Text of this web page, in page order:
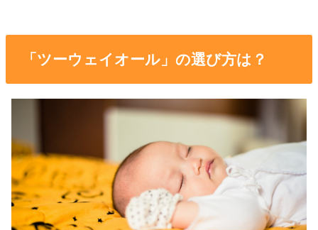
「ツーウェイオール」の選び方は？